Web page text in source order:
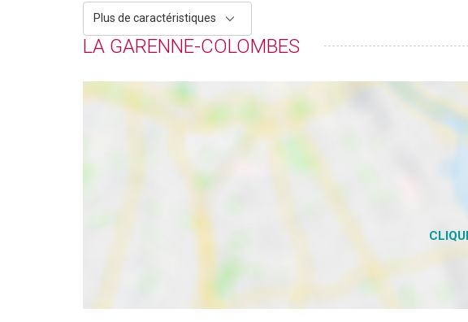
Plus de caractéristiques
LA GARENNE-COLOMBES